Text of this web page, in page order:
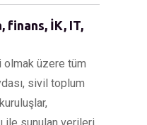
finans, İK, IT,
olmak üzere tüm
sivil toplum